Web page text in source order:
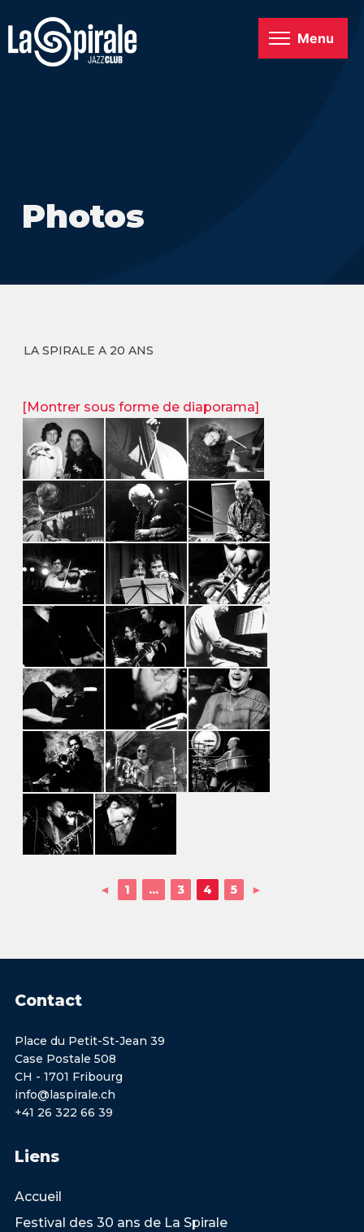
Menu
Photos
LA SPIRALE A 20 ANS
[Montrer sous forme de diaporama]
◄ 1 ... 3 4 5 ►
Contact
Place du Petit-St-Jean 39
Case Postale 508
CH - 1701 Fribourg
info@laspirale.ch
+41 26 322 66 39
Liens
Accueil
Festival des 30 ans de La Spirale